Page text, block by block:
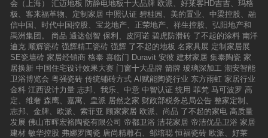
开花，全民直播购、品牌联盟、家博会、开业促
销等于湖南长沙、江苏宜兴、江苏镇江、福建福
清、福建连江、江西新余、江西新干、湖北荆
门、广东惠州、湖南新田等多地举办。各地区活
动均取得了圆满成功，且在当地都获得了非常热
烈的反应，亦得到了广大业主的喜爱和认可。在
经济环境严峻、行业竞争惨烈的形势下，2020
年，又受疫情影响，家装市场发展态势低迷。然
而机遇与挑战并存，当大家都在对未来走势一筹
莫展之时，大唐合盛瓷砖却仍能在此困境中脱颖
而出，全国各地专卖店产品亦销售的异常火热，
这再一次证明了大唐合盛瓷砖的品牌实力以及大
氛活跃。在轻松欢快的年会中，欧洲之星与合作
伙伴收获了感动和祝福，并携手期待美好明
天。 未来一年，欧洲之星将在产品体系、终端
推广、品牌策略等方面持续升级，为增强全国各
区域销售力量奠定坚实的基础。2016年，欧洲之
星厂商合力，收获一个又一个销售高峰，2017
年，携手并进，必定更加辉煌！（本文为企业供
稿）
会（上海）
汇迈地板 防静电地板十大品牌 欧派、好莱客HD吉吉、玛格
极、客来福革物、定制家居 中照认证 碧桂园、美的置业、中梁控股、融
信中国、时代中国控股、宝龙地产、正荣地产、祥生控股、弘阳地产和
禹洲集团。
尚品 通达创智 保利、皮阿诺 碧虎防滑砖 了不起的涂料 南洋
迪克 顺辉瓷砖 强辉精工瓷砖 强辉 了不起的地板 名家具展 定制家居展
SE瓷墙砖 家居经销商 格泰 喜临门 Duravit 安彼 建材家居 集泰陶瓷 家
居换新 中国住宅设计效果大赛 门窗十大品牌 箭牌 玻璃深加工 潮安智能
卫浴博览会 粤强瓷砖 传统铺砖方式 AI赋能陶瓷行业 东方雨虹 家居行业
金科 江西设计力量 志邦、我乐、中意 中智认证 统用 菲梵 马可波罗 高
定、维奢 森鹰、嘉寓、皇派 居然之家 财政部税务总局公告 整家定制、
志邦、金牌、欧派、索菲亚 顾家家居 欧派、尚品 了不起的家电 高质量
发展 佛山市晖宏裕陶瓷有限公司 帝都卫浴 洁花家居 帝洁优品卫浴 家居
建材 敏华控股 弗娜罗陶瓷 唐尚精雕石、邹培聪 恒福瓷砖 欧派、好莱